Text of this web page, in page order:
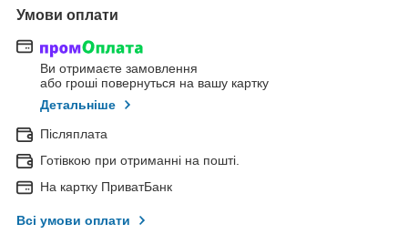
Умови оплати
Ви отримаєте замовлення
або гроші повернуться на вашу картку
Детальніше
Післяплата
Готівкою при отриманні на пошті.
На картку ПриватБанк
Всі умови оплати